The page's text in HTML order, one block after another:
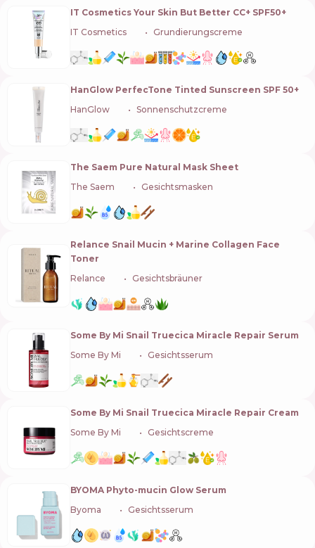
IT Cosmetics Your Skin But Better CC+ SPF50+
IT Cosmetics
Grundierungscreme
HanGlow PerfecTone Tinted Sunscreen SPF 50+
HanGlow
Sonnenschutzcreme
The Saem Pure Natural Mask Sheet
The Saem
Gesichtsmasken
Relance Snail Mucin + Marine Collagen Face
Toner
Relance
Gesichtsbräuner
Some By Mi Snail Truecica Miracle Repair Serum
Some By Mi
Gesichtsserum
Some By Mi Snail Truecica Miracle Repair Cream
Some By Mi
Gesichtscreme
BYOMA Phyto-mucin Glow Serum
Byoma
Gesichtsserum